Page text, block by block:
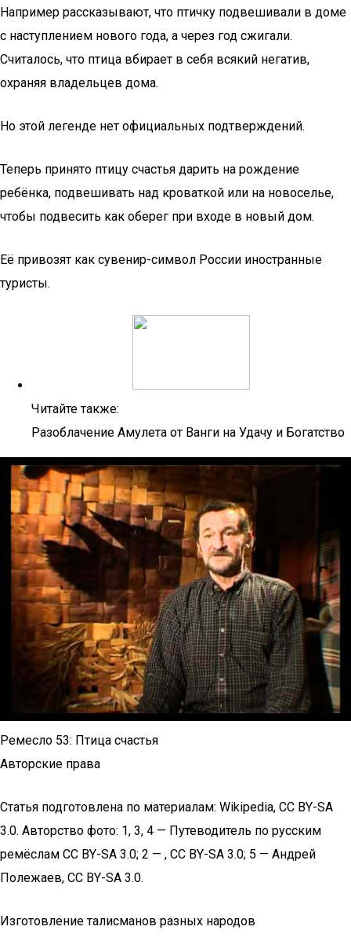
Например рассказывают, что птичку подвешивали в доме
с наступлением нового года, а через год сжигали.
Считалось, что птица вбирает в себя всякий негатив,
охраняя владельцев дома.
Но этой легенде нет официальных подтверждений.
Теперь принято птицу счастья дарить на рождение
ребёнка, подвешивать над кроваткой или на новоселье,
чтобы подвесить как оберег при входе в новый дом.
Её привозят как сувенир-символ России иностранные
туристы.
Читайте также:
Разоблачение Амулета от Ванги на Удачу и Богатство
Ремесло 53: Птица счастья
Авторские права
Статья подготовлена по материалам: Wikipedia, CC BY-SA
3.0. Авторство фото: 1, 3, 4 — Путеводитель по русским
ремёслам CC BY-SA 3.0; 2 — , CC BY-SA 3.0; 5 — Андрей
Полежаев, CC BY-SA 3.0.
Изготовление талисманов разных народов